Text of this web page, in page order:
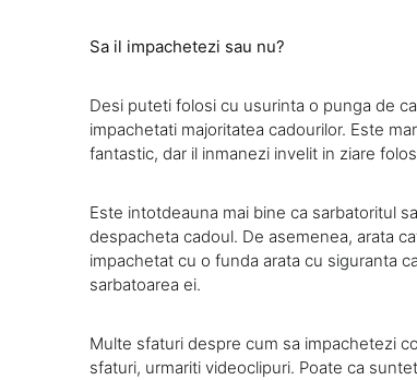
Sa il impachetezi sau nu?
Desi puteti folosi cu usurinta o punga de
impachetati majoritatea cadourilor. Este
fantastic, dar il inmanezi invelit in ziare
Este intotdeauna mai bine ca sarbatoritul
despacheta cadoul. De asemenea, arata
impachetat cu o funda arata cu siguranta
sarbatoarea ei.
Multe sfaturi despre cum sa impachetezi
sfaturi, urmariti videoclipuri. Poate ca